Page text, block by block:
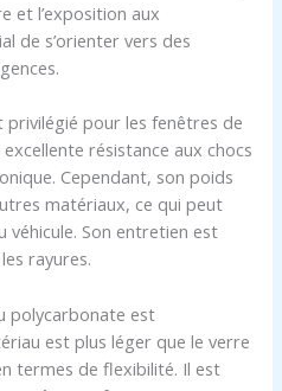
et l’exposition aux
de s’orienter vers des
pour les fenêtres de
résistance aux chocs
Cependant, son poids
matériaux, ce qui peut
véhicule. Son entretien est
rayures.
polycarbonate est
est plus léger que le verre
termes de flexibilité. Il est